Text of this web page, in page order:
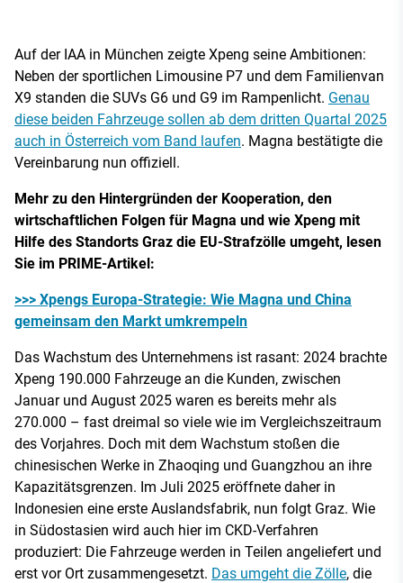
Auf der IAA in München zeigte Xpeng seine Ambitionen:
Neben der sportlichen Limousine P7 und dem Familienvan
X9 standen die SUVs G6 und G9 im Rampenlicht. Genau
diese beiden Fahrzeuge sollen ab dem dritten Quartal 2025
auch in Österreich vom Band laufen. Magna bestätigte die
Vereinbarung nun offiziell.
Mehr zu den Hintergründen der Kooperation, den
wirtschaftlichen Folgen für Magna und wie Xpeng mit
Hilfe des Standorts Graz die EU-Strafzölle umgeht, lesen
Sie im PRIME-Artikel:
>>> Xpengs Europa-Strategie: Wie Magna und China
gemeinsam den Markt umkrempeln
Das Wachstum des Unternehmens ist rasant: 2024 brachte
Xpeng 190.000 Fahrzeuge an die Kunden, zwischen
Januar und August 2025 waren es bereits mehr als
270.000 – fast dreimal so viele wie im Vergleichszeitraum
des Vorjahres. Doch mit dem Wachstum stoßen die
chinesischen Werke in Zhaoqing und Guangzhou an ihre
Kapazitätsgrenzen. Im Juli 2025 eröffnete daher in
Indonesien eine erste Auslandsfabrik, nun folgt Graz. Wie
in Südostasien wird auch hier im CKD-Verfahren
produziert: Die Fahrzeuge werden in Teilen angeliefert und
erst vor Ort zusammengesetzt. Das umgeht die Zölle, die